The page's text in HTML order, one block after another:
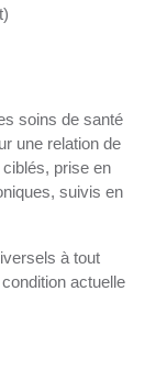
soins de santé
une relation de
prise en
suivis en
à tout
actuelle